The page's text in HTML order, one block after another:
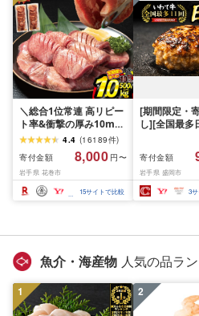
＼総合1位常連 高リピー
ト率&衝撃の厚み10mm
厚切り牛タン 塩味/ ≪ス
ピード発送!!10営業日以
内発送≫ 選べる内容量
500g / 1kg 定期便 毎月
届く 牛肉 肉 BBQ ふるさ
と 人気 ランキング 岩手
4.4 (16189件)
寄付金額
8,000 円〜
岩手県 花巻市
15サイトで比較
[期間限定・
し][全国最多
て牛 × 岩中
グ 合挽き 合
和牛 人気 冷
分け 冷凍 牛
お弁当
手県 盛岡市
寄付金額
岩手県 盛岡市
3
魚介・海産物 人気の品ラ
1 2